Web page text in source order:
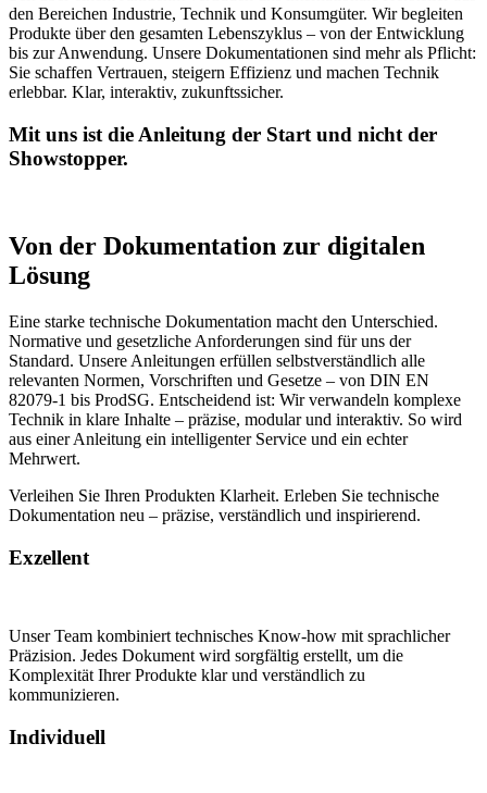
den Bereichen Industrie, Technik und Konsumgüter. Wir begleiten
Produkte über den gesamten Lebenszyklus – von der Entwicklung
bis zur Anwendung. Unsere Dokumentationen sind mehr als Pflicht:
Sie schaffen Vertrauen, steigern Effizienz und machen Technik
erlebbar. Klar, interaktiv, zukunftssicher.
Mit uns ist die Anleitung der Start und nicht der
Showstopper.
Von der Dokumentation zur digitalen
Lösung
Eine starke technische Dokumentation macht den Unterschied.
Normative und gesetzliche Anforderungen sind für uns der
Standard. Unsere Anleitungen erfüllen selbstverständlich alle
relevanten Normen, Vorschriften und Gesetze – von DIN EN
82079-1 bis ProdSG. Entscheidend ist: Wir verwandeln komplexe
Technik in klare Inhalte – präzise, modular und interaktiv. So wird
aus einer Anleitung ein intelligenter Service und ein echter
Mehrwert.
Verleihen Sie Ihren Produkten Klarheit. Erleben Sie technische
Dokumentation neu – präzise, verständlich und inspirierend.
Exzellent
Unser Team kombiniert technisches Know-how mit sprachlicher
Präzision. Jedes Dokument wird sorgfältig erstellt, um die
Komplexität Ihrer Produkte klar und verständlich zu
kommunizieren.
Individuell